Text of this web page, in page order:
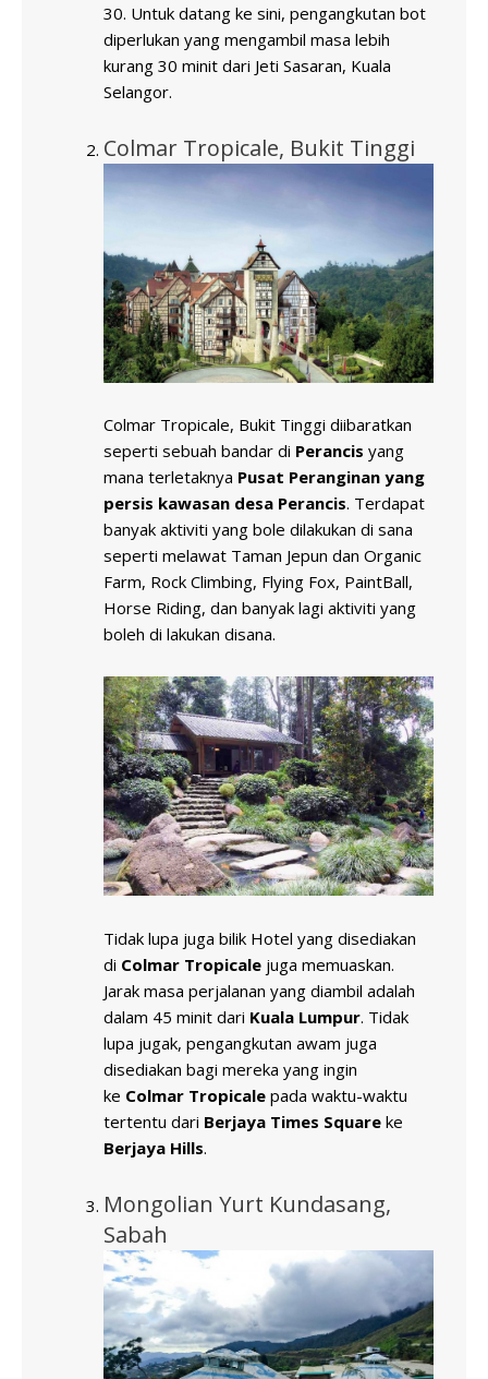
30. Untuk datang ke sini, pengangkutan bot
diperlukan yang mengambil masa lebih
kurang 30 minit dari Jeti Sasaran, Kuala
Selangor.
Colmar Tropicale, Bukit Tinggi
Colmar Tropicale, Bukit Tinggi diibaratkan
seperti sebuah bandar di Perancis yang
mana terletaknya Pusat Peranginan yang
persis kawasan desa Perancis. Terdapat
banyak aktiviti yang bole dilakukan di sana
seperti melawat Taman Jepun dan Organic
Farm, Rock Climbing, Flying Fox, PaintBall,
Horse Riding, dan banyak lagi aktiviti yang
boleh di lakukan disana.
Tidak lupa juga bilik Hotel yang disediakan
di Colmar Tropicale juga memuaskan.
Jarak masa perjalanan yang diambil adalah
dalam 45 minit dari Kuala Lumpur. Tidak
lupa jugak, pengangkutan awam juga
disediakan bagi mereka yang ingin
ke Colmar Tropicale pada waktu-waktu
tertentu dari Berjaya Times Square ke
Berjaya Hills.
Mongolian Yurt Kundasang,
Sabah